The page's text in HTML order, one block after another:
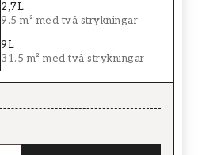
2,7L
9.5 m² med två strykningar
9L
31.5 m² med två strykningar